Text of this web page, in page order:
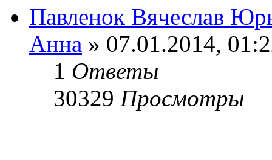
Павленок Вячеслав
Анна » 07.01.2014,
1 Ответы
30329 Просмотры